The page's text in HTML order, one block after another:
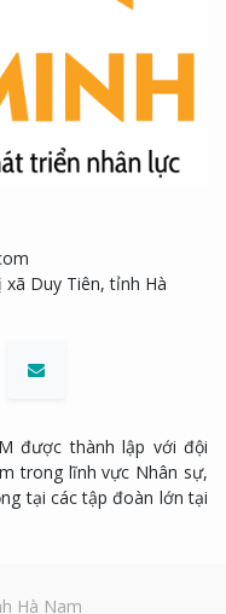
Duy Tiên, tỉnh Hà
được thành lập với đội
trong lĩnh vực Nhân sự,
tại các tập đoàn lớn tại
Hà Nam